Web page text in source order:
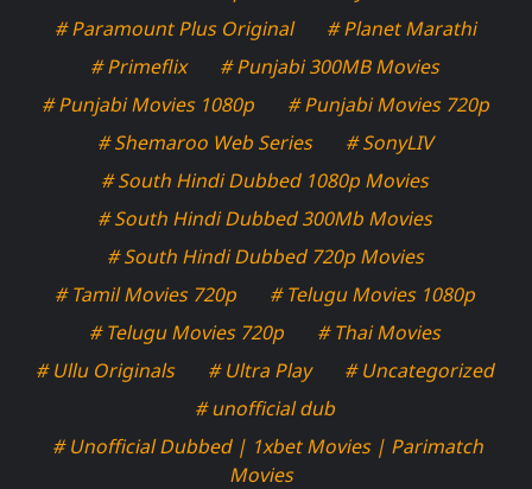
# Paramount Plus Original
# Planet Marathi
# Primeflix
# Punjabi 300MB Movies
# Punjabi Movies 1080p
# Punjabi Movies 720p
# Shemaroo Web Series
# SonyLIV
# South Hindi Dubbed 1080p Movies
# South Hindi Dubbed 300Mb Movies
# South Hindi Dubbed 720p Movies
# Tamil Movies 720p
# Telugu Movies 1080p
# Telugu Movies 720p
# Thai Movies
# Ullu Originals
# Ultra Play
# Uncategorized
# unofficial dub
# Unofficial Dubbed | 1xbet Movies | Parimatch
Movies